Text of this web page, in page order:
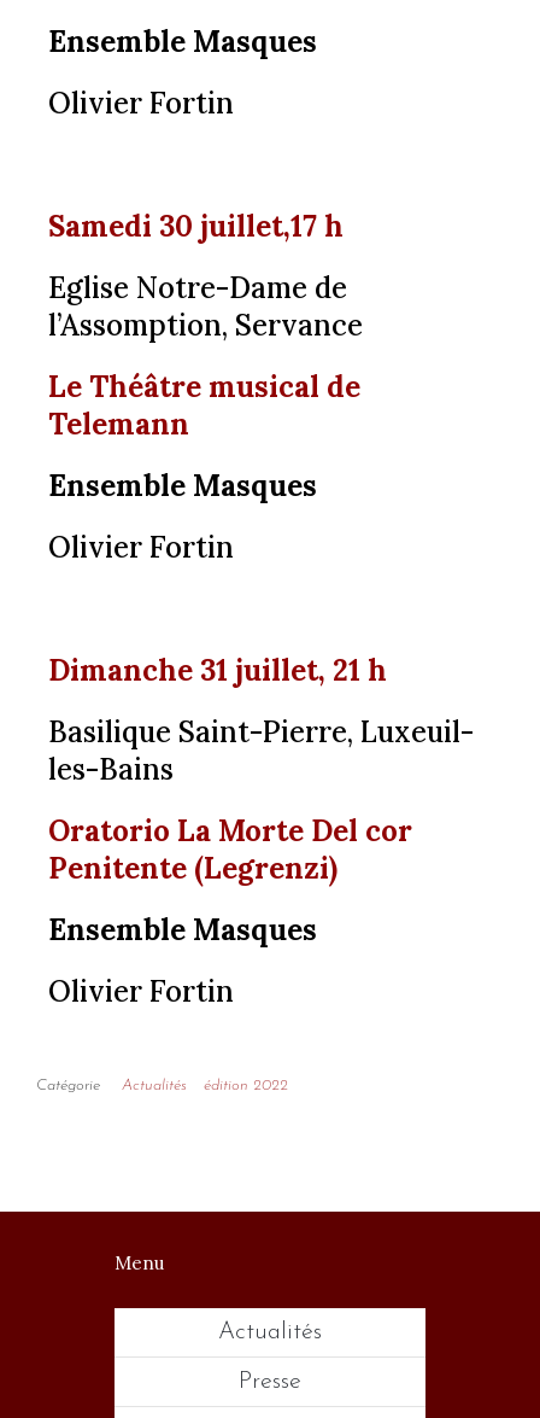
Ensemble Masques
Olivier Fortin
Samedi 30 juillet,17 h
Eglise Notre-Dame de
l’Assomption, Servance
Le Théâtre musical de
Telemann
Ensemble Masques
Olivier Fortin
Dimanche 31 juillet, 21 h
Basilique Saint-Pierre, Luxeuil-
les-Bains
Oratorio La Morte Del cor
Penitente (Legrenzi)
Ensemble Masques
Olivier Fortin
Catégorie Actualités édition 2022
Menu
Actualités
Presse